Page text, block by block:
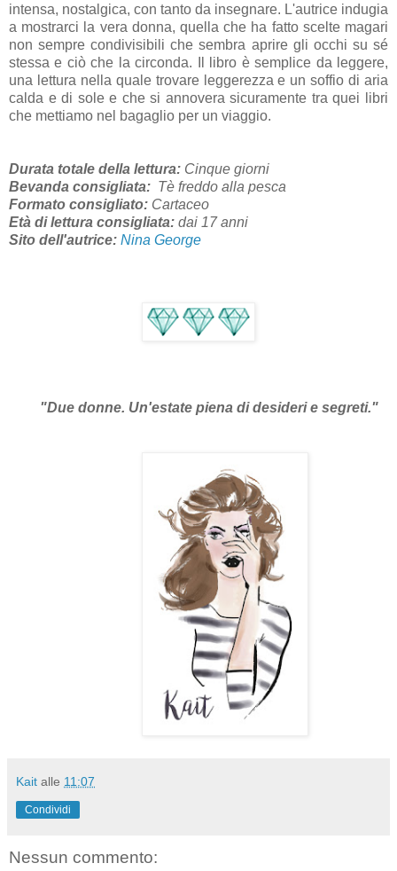
intensa, nostalgica, con tanto da insegnare. L'autrice indugia
a mostrarci la vera donna, quella che ha fatto scelte magari
non sempre condivisibili che sembra aprire gli occhi su sé
stessa e ciò che la circonda. Il libro è semplice da leggere,
una lettura nella quale trovare leggerezza e un soffio di aria
calda e di sole e che si annovera sicuramente tra quei libri
che mettiamo nel bagaglio per un viaggio.
Durata totale della lettura: Cinque giorni
Bevanda consigliata: Tè freddo alla pesca
Formato consigliato: Cartaceo
Età di lettura consigliata: dai 17 anni
Sito dell'autrice: Nina George
"Due donne. Un'estate piena di desideri e segreti."
Kait alle 11:07
Condividi
Nessun commento: